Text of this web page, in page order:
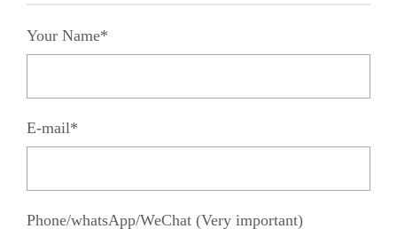
Your Name*
E-mail*
Phone/whatsApp/WeChat (Very important)